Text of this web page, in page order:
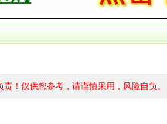
！仅供您参考，请谨慎采用，风险自负。